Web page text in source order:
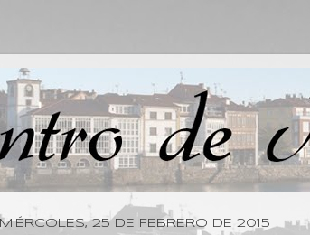
MIÉRCOLES, 25 DE FEBRERO DE 2015